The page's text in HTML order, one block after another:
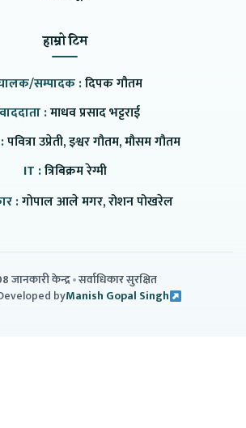
हाम्रो टिम
सम्पादक :दिपक गौतम
:माधव प्रसाद भट्टराई
पवित्रा उप्रेती, इश्वर गौतम, मौसम गौतम
IT :त्रिबिक्रम रेग्मी
:गोपाल आले मगर, रोशन पोखरेल
जानकारी केन्द्र सर्वाधिकार सुरक्षित
byManish Gopal Singh